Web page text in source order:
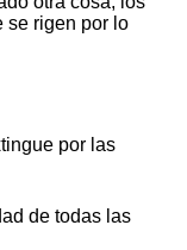
se rigen por lo
por las
de todas las